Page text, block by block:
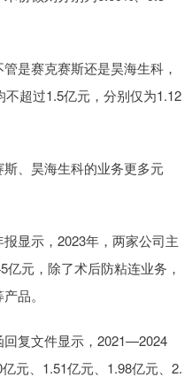
赛克赛斯还是昊海生科，
超过1.5亿元，分别仅为1.12
、昊海生科的业务更多元
显示，2023年，两家公司主
元，除了术后防粘连业务，
品。
复文件显示，2021—2024
元、1.51亿元、1.98亿元、2.